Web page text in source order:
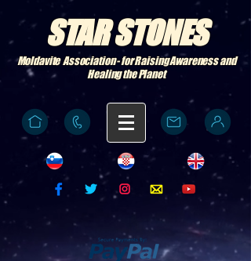
STAR STONES
Moldavite Association - for Raising Awareness and
Healing the Planet